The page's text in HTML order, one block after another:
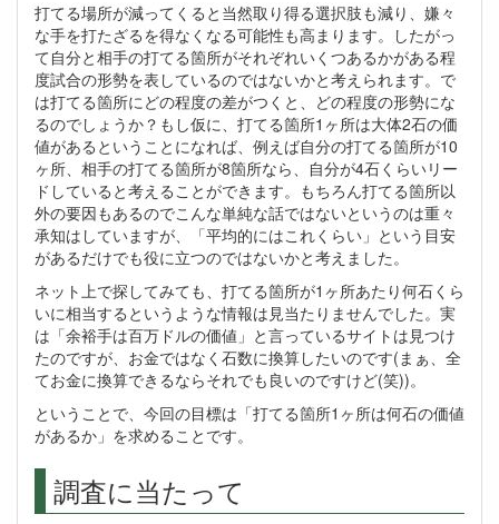
打てる場所が減ってくると当然取り得る選択肢も減り、嫌々
な手を打たざるを得なくなる可能性も高まります。したがっ
て自分と相手の打てる箇所がそれぞれいくつあるかがある程
度試合の形勢を表しているのではないかと考えられます。で
は打てる箇所にどの程度の差がつくと、どの程度の形勢にな
るのでしょうか？もし仮に、打てる箇所1ヶ所は大体2石の価
値があるということになれば、例えば自分の打てる箇所が10
ヶ所、相手の打てる箇所が8箇所なら、自分が4石くらいリー
ドしていると考えることができます。もちろん打てる箇所以
外の要因もあるのでこんな単純な話ではないというのは重々
承知はしていますが、「平均的にはこれくらい」という目安
があるだけでも役に立つのではないかと考えました。
ネット上で探してみても、打てる箇所が1ヶ所あたり何石くら
いに相当するというような情報は見当たりませんでした。実
は「余裕手は百万ドルの価値」と言っているサイトは見つけ
たのですが、お金ではなく石数に換算したいのです(まぁ、全
てお金に換算できるならそれでも良いのですけど(笑))。
ということで、今回の目標は「打てる箇所1ヶ所は何石の価値
があるか」を求めることです。
調査に当たって